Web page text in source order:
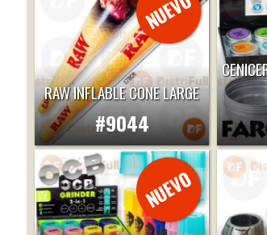
RAW INFLABLE CONE LARGE
#9044